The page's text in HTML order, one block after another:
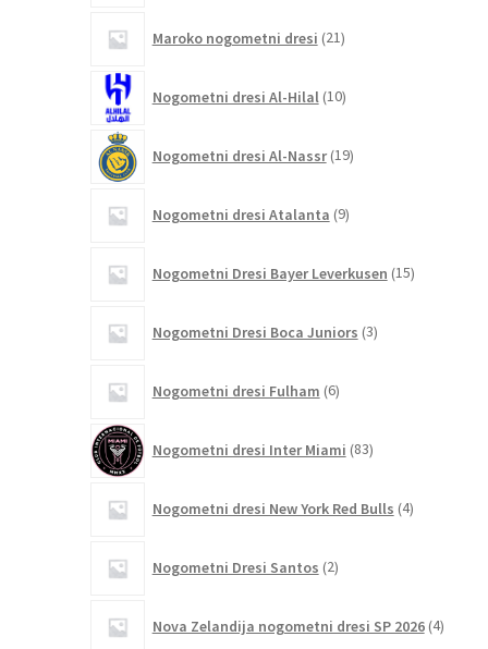
Maroko nogometni dresi 21izdelkov
Nogometni dresi Al-Hilal 10izdelkov
Nogometni dresi Al-Nassr 19izdelkov
Nogometni dresi Atalanta 9izdelkov
Nogometni Dresi Bayer Leverkusen 15izdelkov
Nogometni Dresi Boca Juniors 3izdelki
Nogometni dresi Fulham 6izdelkov
Nogometni dresi Inter Miami 83izdelkov
Nogometni dresi New York Red Bulls 4izdelki
Nogometni Dresi Santos 2izdelka
Nova Zelandija nogometni dresi SP 2026 4izdelki